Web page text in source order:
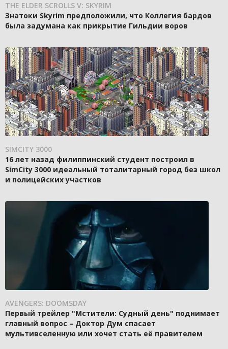
THE ELDER SCROLLS V: SKYRIM
Знатоки Skyrim предположили, что Коллегия бардов
была задумана как прикрытие Гильдии воров
SIMCITY 3000
16 лет назад филиппинский студент построил в
SimCity 3000 идеальный тоталитарный город без школ
и полицейских участков
AVENGERS: DOOMSDAY
Первый трейлер "Мстители: Судный день" поднимает
главный вопрос – Доктор Дум спасает
мультивселенную или хочет стать её правителем